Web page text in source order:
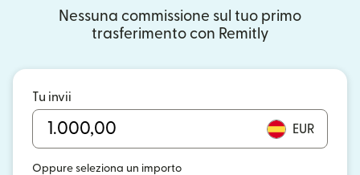
Nessuna commissione sul tuo primo
trasferimento con Remitly
Tu invii
EUR
Oppure seleziona un importo